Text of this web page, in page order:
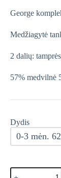
€13,99.
€11,89.
George
Medžiagytė
2 dalių:
57% medvilnė
Dydis
0-3 mėn.
produkto